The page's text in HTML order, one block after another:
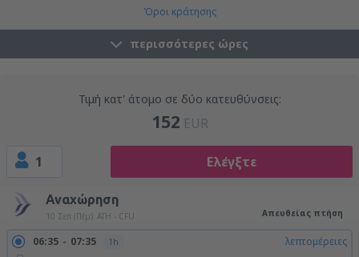
Όροι κράτησης
περισσότερες ώρες
Τιμή κατ' άτομο σε δύο κατευθύνσεις:
152 EUR
1 Ελέγξτε
Αναχώρηση
10 Σεπ (Πέμ) ATH - CFU Απευθείας πτήση
06:35 07:35 1h λεπτομέρειες